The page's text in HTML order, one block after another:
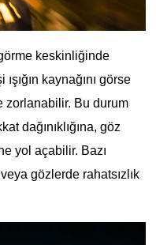
keskinliğinde
kaynağını görse
zorlanabilir. Bu durum
dağınıklığına, göz
yol açabilir. Bazı
veya gözlerde rahatsızlık